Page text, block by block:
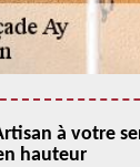
à votre
hauteur